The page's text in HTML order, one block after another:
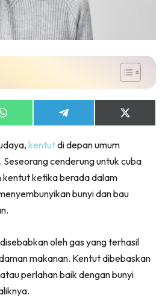
Share
on
Share
on
Share
on
kentutdi depan umum
cenderung untuk cuba
kentut ketika berada dalam
bunyi dan bau
oleh gas yang terhasil
makanan. Kentut dibebaskan
perlahan baik dengan bunyi